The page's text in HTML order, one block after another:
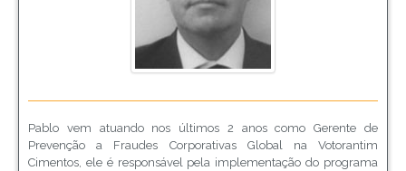
Pablo vem atuando nos últimos 2 anos como Gerente de
Prevenção a Fraudes Corporativas Global na Votorantim
Cimentos, ele é responsável pela implementação do programa